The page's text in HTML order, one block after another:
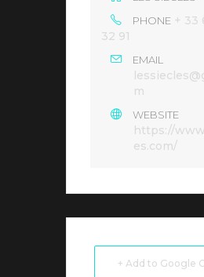
PHONE + 33
32 91
EMAIL
m
WEBSITE
https://
es.com/
+ Add to Google